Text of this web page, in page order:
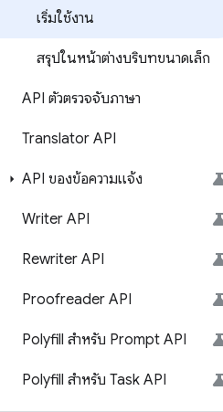
เริ่มใช้งาน
สรุปในหน้าต่างบริบทขนาดเล็ก
API ตัวตรวจจับภาษา
Translator API
API ของข้อความแจ้ง
Writer API
Rewriter API
Proofreader API
Polyfill สำหรับ Prompt API
Polyfill สำหรับ Task API